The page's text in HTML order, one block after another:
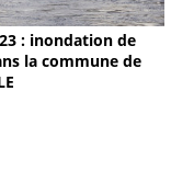
: inondation de
la commune de